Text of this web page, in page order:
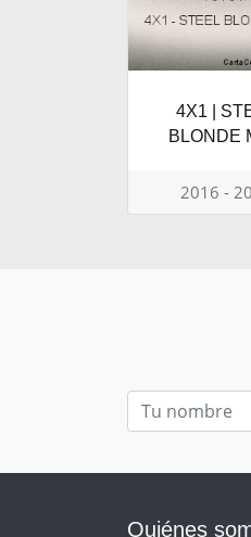
4X1 |
BLONDE
2016 -
Nom
Quiénes